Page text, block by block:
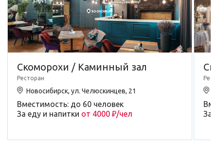
Скоморохи / Каминный зал
Ресторан
Новосибирск, ул. Челюскинцев, 21
Вместимость: до 60 человек
За еду и напитки от 4000 ₽/чел
За